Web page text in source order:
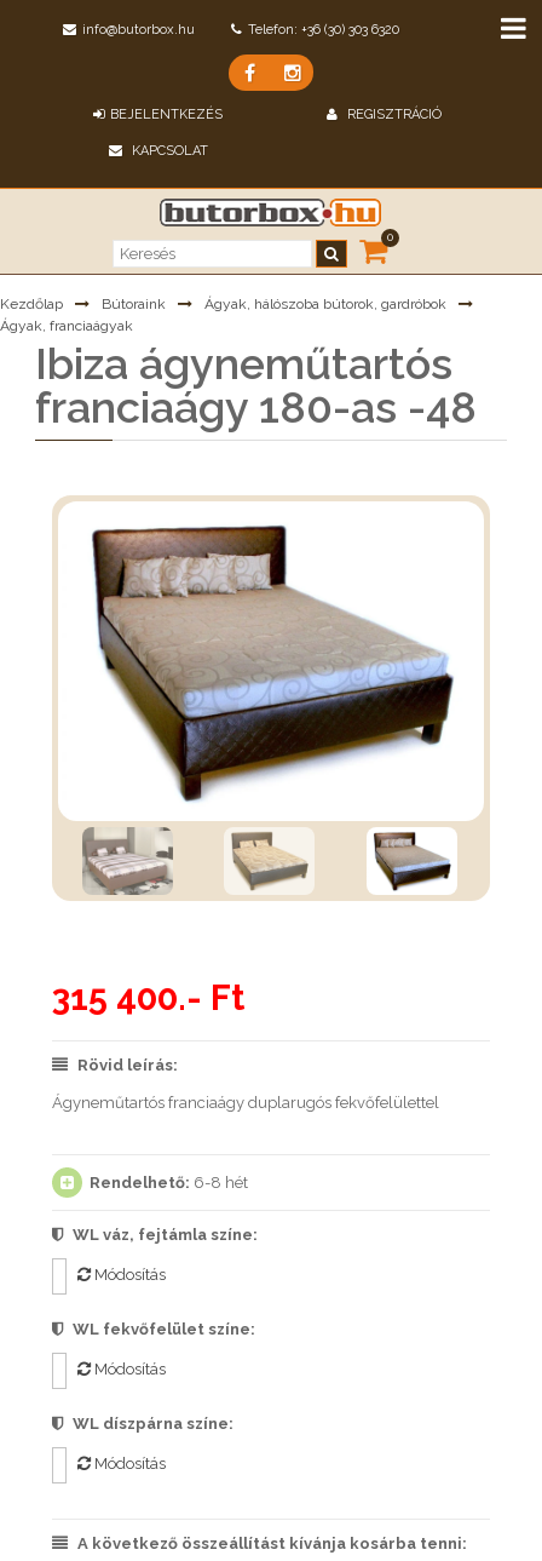
info@butorbox.hu Telefon: +36 (30) 303 6320
BEJELENTKEZÉS REGISZTRÁCIÓ
KAPCSOLAT
0
Kezdőlap Bútoraink
Ágyak, hálószoba bútorok, gardróbok
Ágyak, franciaágyak
Ibiza ágyneműtartós
franciaágy 180-as -48
315 400.- Ft
Rövid leírás:
Ágyneműtartós franciaágy duplarugós fekvőfelülettel
Rendelhető: 6-8 hét
WL váz, fejtámla színe:
Módosítás
WL fekvőfelület színe:
Módosítás
WL díszpárna színe:
Módosítás
A következő összeállítást kívánja kosárba tenni: